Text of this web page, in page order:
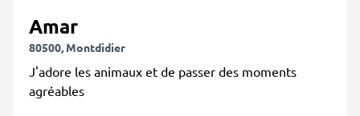
Amar
80500, Montdidier
J'adore les animaux et de passer des moments
agréables